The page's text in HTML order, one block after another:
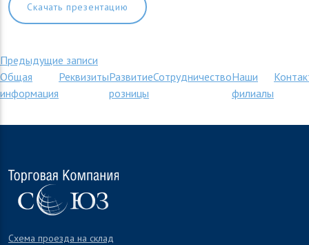
Скачать презентацию
Навигация
по
записям
Предыдущие записи
Общая
информация
РеквизитыРазвитие
розницы
СотрудничествоНаши
филиалы
Схема проезда на склад